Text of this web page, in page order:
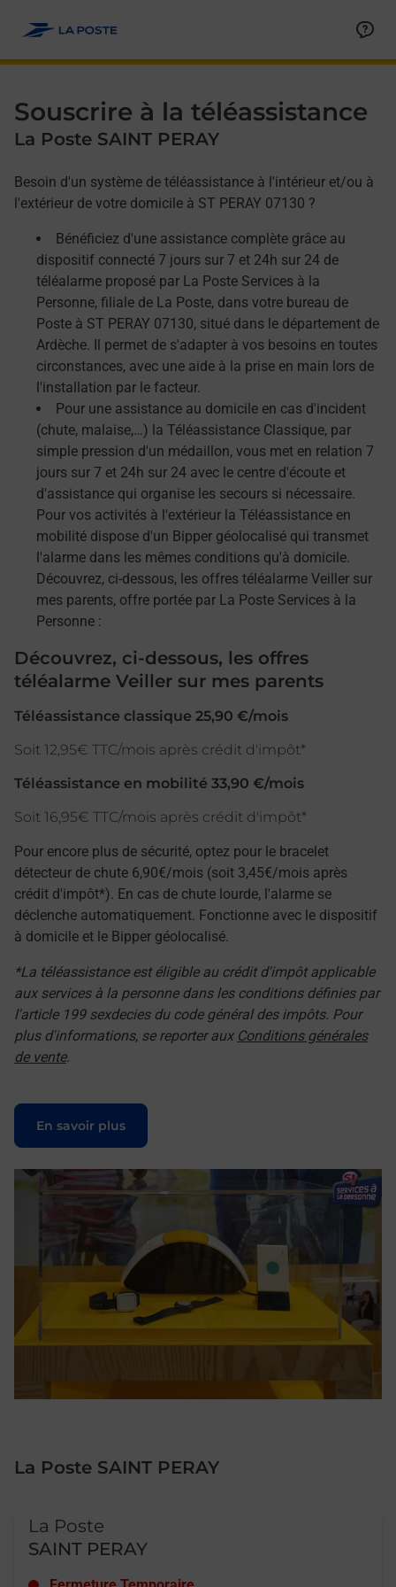
Souscrire à la téléassistance
La Poste SAINT PERAY
Besoin d'un système de téléassistance à l'intérieur et/ou à
l'extérieur de votre domicile à ST PERAY 07130 ?
Bénéficiez d'une assistance complète grâce au
dispositif connecté 7 jours sur 7 et 24h sur 24 de
téléalarme proposé par La Poste Services à la
Personne, filiale de La Poste, dans votre bureau de
Poste à ST PERAY 07130, situé dans le département de
Ardèche. Il permet de s'adapter à vos besoins en toutes
circonstances, avec une aide à la prise en main lors de
l'installation par le facteur.
Pour une assistance au domicile en cas d'incident
(chute, malaise,…) la Téléassistance Classique, par
simple pression d'un médaillon, vous met en relation 7
jours sur 7 et 24h sur 24 avec le centre d'écoute et
d'assistance qui organise les secours si nécessaire.
Pour vos activités à l'extérieur la Téléassistance en
mobilité dispose d'un Bipper géolocalisé qui transmet
l'alarme dans les mêmes conditions qu'à domicile.
Découvrez, ci-dessous, les offres téléalarme Veiller sur
mes parents, offre portée par La Poste Services à la
Personne :
Découvrez, ci-dessous, les offres
téléalarme Veiller sur mes parents
Téléassistance classique 25,90 €/mois
Soit 12,95€ TTC/mois après crédit d'impôt*
Téléassistance en mobilité 33,90 €/mois
Soit 16,95€ TTC/mois après crédit d'impôt*
Pour encore plus de sécurité, optez pour le bracelet
détecteur de chute 6,90€/mois (soit 3,45€/mois après
crédit d'impôt*). En cas de chute lourde, l'alarme se
déclenche automatiquement. Fonctionne avec le dispositif
à domicile et le Bipper géolocalisé.
*La téléassistance est éligible au crédit d'impôt applicable
aux services à la personne dans les conditions définies par
l'article 199 sexdecies du code général des impôts. Pour
plus d'informations, se reporter aux Conditions générales
de vente.
En savoir plus
Le lien s'ouvre dans un nouvel onglet
La Poste SAINT PERAY
La Poste
SAINT PERAY